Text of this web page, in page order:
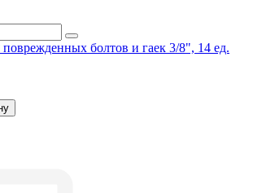
болтов и гаек 3/8", 14 ед.